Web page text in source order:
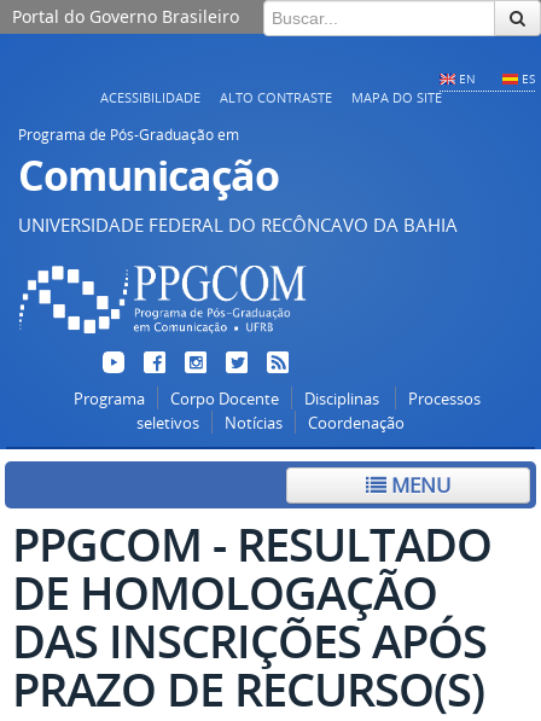
Portal do Governo Brasileiro
EN ES
ACESSIBILIDADE ALTO CONTRASTE MAPA DO SITE
Programa de Pós-Graduação em
Comunicação
UNIVERSIDADE FEDERAL DO RECÔNCAVO DA BAHIA
Programa Corpo Docente Disciplinas
Processos
seletivos
Notícias Coordenação
MENU
PPGCOM - RESULTADO
DE HOMOLOGAÇÃO
DAS INSCRIÇÕES APÓS
PRAZO DE RECURSO(S)